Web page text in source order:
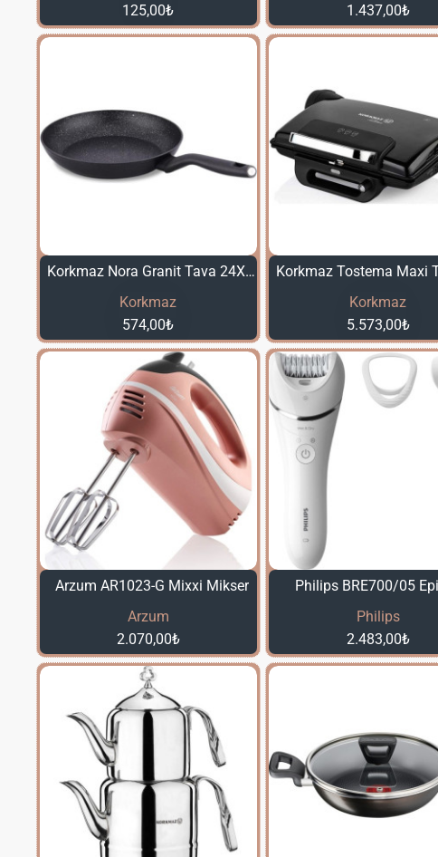
125,00₺ 1.437,00₺
Korkmaz
Korkmaz Nora Granit Tava 24X4 A2946
574,00₺
Korkmaz
5.573,00₺
Arzum
Arzum AR1023-G Mixxi Mikser
2.070,00₺
Philips
Philips BRE700/05
2.483,00₺